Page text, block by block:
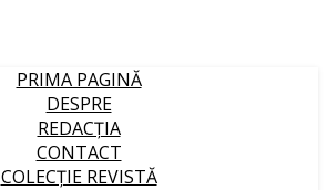
PRIMA PAGINĂ
DESPRE
REDACȚIA
CONTACT
COLECȚIE REVISTĂ